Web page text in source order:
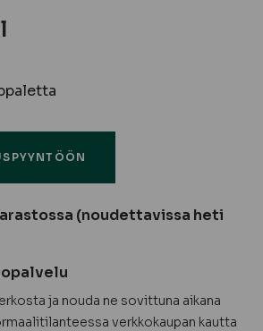
(noudettavissa heti
ja nouda ne sovittuna aikana
verkkokaupan kautta